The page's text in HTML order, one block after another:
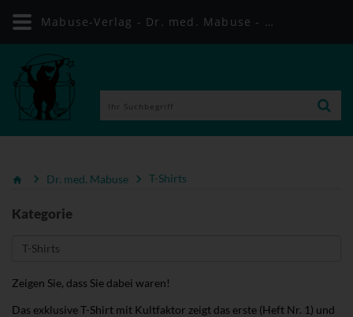
Dr. med. Mabuse T-Shirts
Kategorie
Zeigen Sie, dass Sie dabei waren!
Das exklusive T-Shirt mit Kultfaktor zeigt das erste (Heft Nr. 1) und
Mabuse-Verlag - Dr. med. Mabuse - T-Shirts